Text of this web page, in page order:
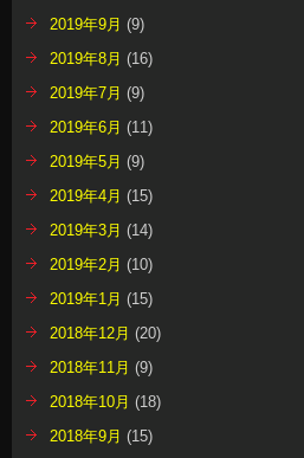
2019年9月 (9)
2019年8月 (16)
2019年7月 (9)
2019年6月 (11)
2019年5月 (9)
2019年4月 (15)
2019年3月 (14)
2019年2月 (10)
2019年1月 (15)
2018年12月 (20)
2018年11月 (9)
2018年10月 (18)
2018年9月 (15)